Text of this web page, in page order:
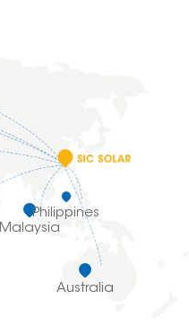
Malaysia
Philippines
Australia